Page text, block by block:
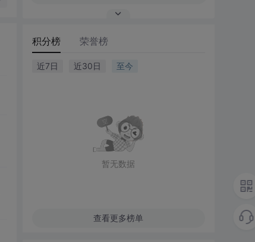
积分榜 荣誉榜
近7日 近30日 至今
暂无数据
查看更多榜单